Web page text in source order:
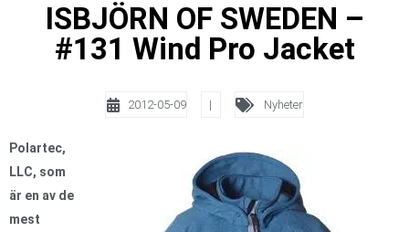
ISBJÖRN OF SWEDEN –
#131 Wind Pro Jacket
2012-05-09 | Nyheter
Polartec,
LLC, som
är en av de
mest